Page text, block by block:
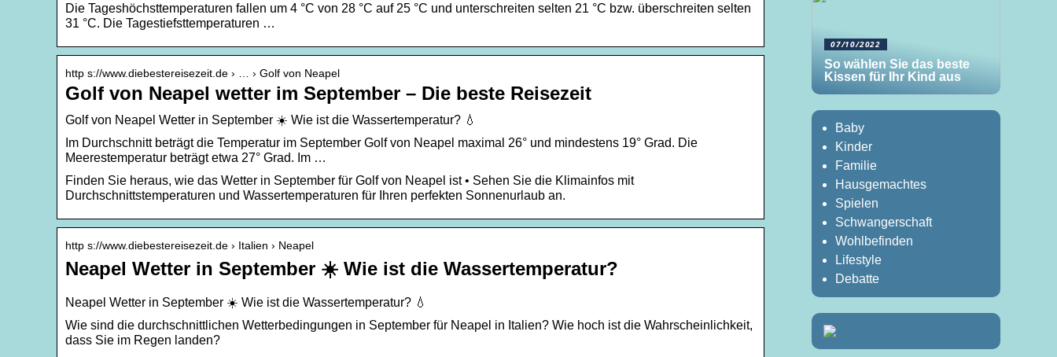
Die Tageshöchsttemperaturen fallen um 4 °C von 28 °C auf 25 °C und unterschreiten selten 21 °C bzw. überschreiten selten
31 °C. Die Tagestiefsttemperaturen …
http s://www.diebestereisezeit.de › … › Golf von Neapel
Golf von Neapel wetter im September – Die beste Reisezeit
Golf von Neapel Wetter in September ☀️ Wie ist die Wassertemperatur? 💧
Im Durchschnitt beträgt die Temperatur im September Golf von Neapel maximal 26° und mindestens 19° Grad. Die
Meerestemperatur beträgt etwa 27° Grad. Im …
Finden Sie heraus, wie das Wetter in September für Golf von Neapel ist • Sehen Sie die Klimainfos mit
Durchschnittstemperaturen und Wassertemperaturen für Ihren perfekten Sonnenurlaub an.
http s://www.diebestereisezeit.de › Italien › Neapel
Neapel Wetter in September ☀️ Wie ist die Wassertemperatur?
Neapel Wetter in September ☀️ Wie ist die Wassertemperatur? 💧
Wie sind die durchschnittlichen Wetterbedingungen in September für Neapel in Italien? Wie hoch ist die Wahrscheinlichkeit,
dass Sie im Regen landen?
07/10/2022
So wählen Sie das beste
Kissen für Ihr Kind aus
Baby
Kinder
Familie
Hausgemachtes
Spielen
Schwangerschaft
Wohlbefinden
Lifestyle
Debatte